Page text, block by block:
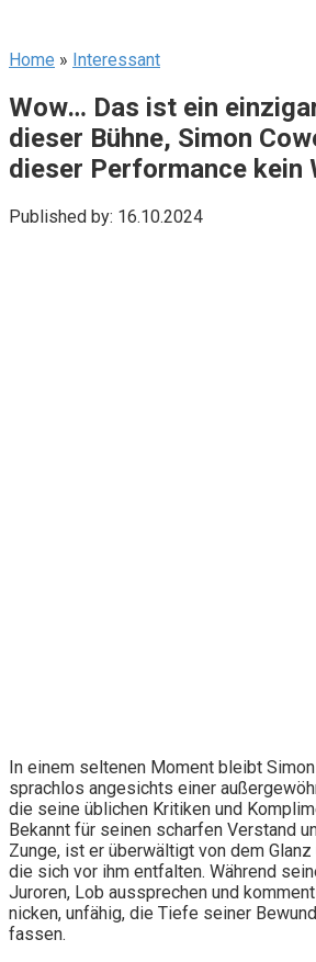
Home » Interessant
Wow… Das ist ein
dieser Bühne, Simon
dieser Performance kein
Published by: 16.10.2024
In einem seltenen Moment bleibt
sprachlos angesichts einer
die seine üblichen Kritiken und
Bekannt für seinen scharfen Verstand
Zunge, ist er überwältigt von dem
die sich vor ihm entfalten. Während
Juroren, Lob aussprechen und
nicken, unfähig, die Tiefe seiner
fassen.